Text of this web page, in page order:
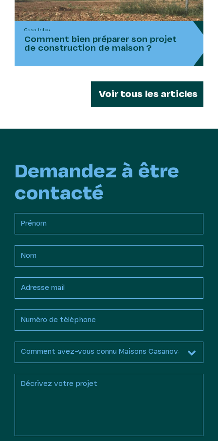
Casa Infos
Comment bien préparer son projet
de construction de maison ?
Voir tous les articles
Demandez à être
contacté